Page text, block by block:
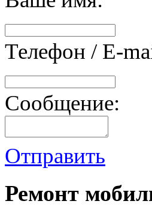
Телефон / E-
Сообщение:
Отправить
Ремонт